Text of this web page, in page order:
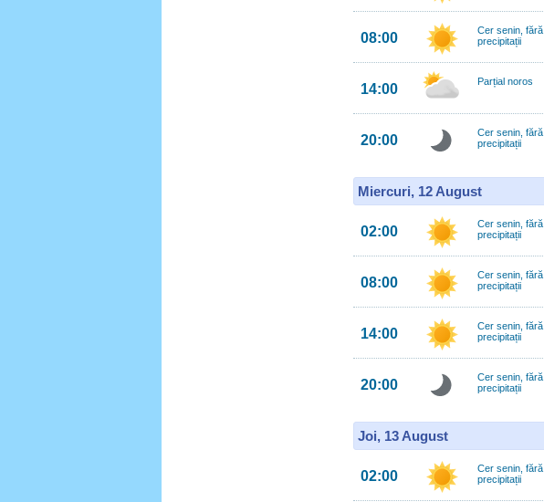
08:00
Cer senin, fără
precipitații
14:00 Parțial noros
20:00
Cer senin, fără
precipitații
Miercuri, 12 August
02:00
Cer senin, fără
precipitații
08:00
Cer senin, fără
precipitații
14:00
Cer senin, fără
precipitații
20:00
Cer senin, fără
precipitații
Joi, 13 August
02:00
Cer senin, fără
precipitații